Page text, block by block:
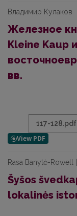
Владимир Кулаков
Железное
Kleine Kaup
вв.
117-128.pdf
Rasa Banytė-Rowell
Šyšos
lokalinės